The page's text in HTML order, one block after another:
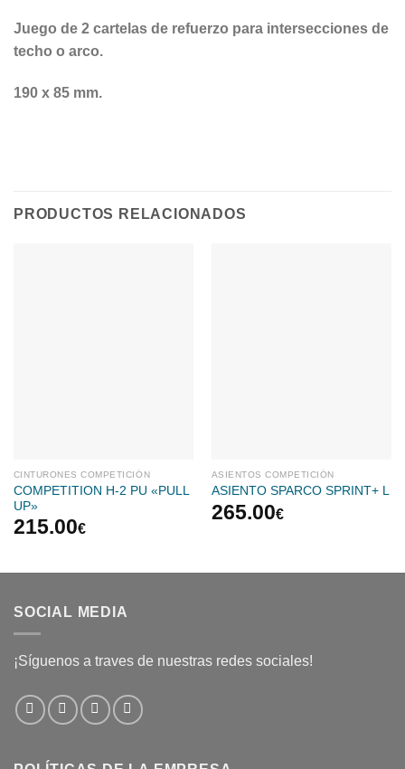
Juego de 2 cartelas de refuerzo para intersecciones de
techo o arco.
190 x 85 mm.
PRODUCTOS RELACIONADOS
CINTURONES COMPETICIÓN
COMPETITION H-2 PU «PULL
UP»
215.00€
ASIENTOS COMPETICIÓN
ASIENTO SPARCO SPRINT+ L
265.00€
SOCIAL MEDIA
¡Síguenos a traves de nuestras redes sociales!